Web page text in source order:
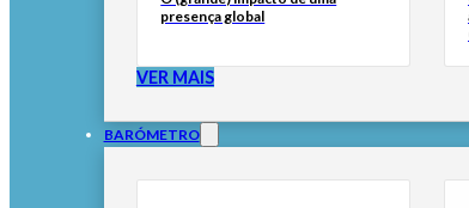
presença global
VER MAIS
BARÓMETRO